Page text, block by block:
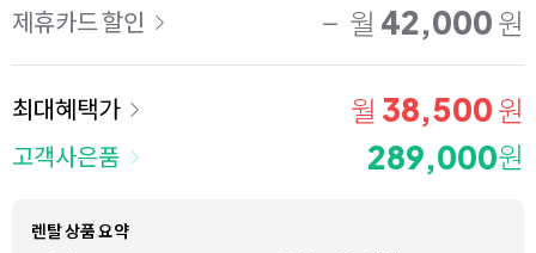
제휴카드 할인 월 42,000 원
최대혜택가 월 38,500 원
고객사은품 289,000원
렌탈 상품 요약